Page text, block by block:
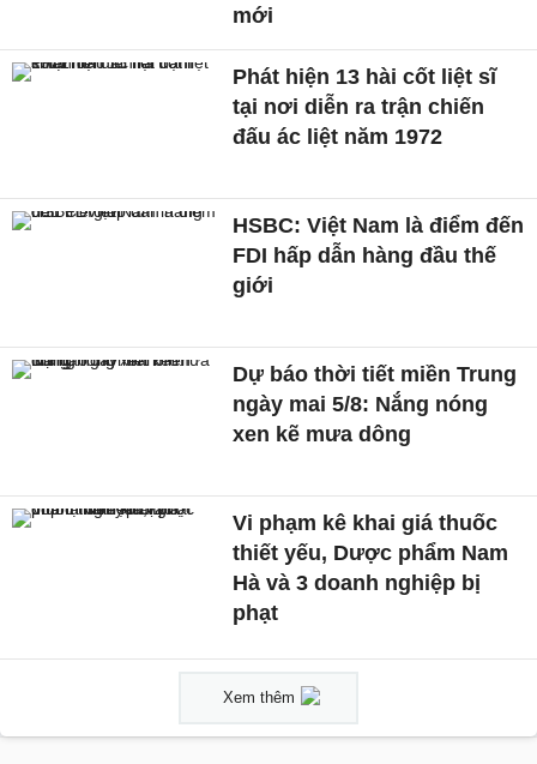
mới
Phát hiện 13 hài cốt liệt sĩ
tại nơi diễn ra trận chiến
đấu ác liệt năm 1972
HSBC: Việt Nam là điểm đến
FDI hấp dẫn hàng đầu thế
giới
Dự báo thời tiết miền Trung
ngày mai 5/8: Nắng nóng
xen kẽ mưa dông
Vi phạm kê khai giá thuốc
thiết yếu, Dược phẩm Nam
Hà và 3 doanh nghiệp bị
phạt
Xem thêm